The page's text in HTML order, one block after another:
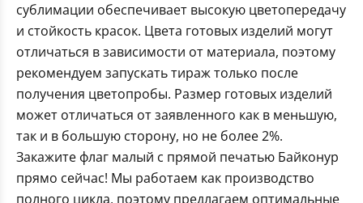
сублимации обеспечивает высокую цветопередачу
и стойкость красок. Цвета готовых изделий могут
отличаться в зависимости от материала, поэтому
рекомендуем запускать тираж только после
получения цветопробы. Размер готовых изделий
может отличаться от заявленного как в меньшую,
так и в большую сторону, но не более 2%.
Закажите флаг малый с прямой печатью Байконур
прямо сейчас! Мы работаем как производство
полного цикла, поэтому предлагаем оптимальные